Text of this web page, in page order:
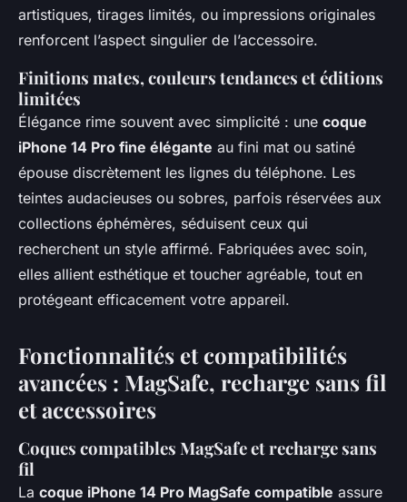
artistiques, tirages limités, ou impressions originales
renforcent l’aspect singulier de l’accessoire.
Finitions mates, couleurs tendances et éditions
limitées
Élégance rime souvent avec simplicité : une coque
iPhone 14 Pro fine élégante au fini mat ou satiné
épouse discrètement les lignes du téléphone. Les
teintes audacieuses ou sobres, parfois réservées aux
collections éphémères, séduisent ceux qui
recherchent un style affirmé. Fabriquées avec soin,
elles allient esthétique et toucher agréable, tout en
protégeant efficacement votre appareil.
Fonctionnalités et compatibilités
avancées : MagSafe, recharge sans fil
et accessoires
Coques compatibles MagSafe et recharge sans
fil
La coque iPhone 14 Pro MagSafe compatible assure